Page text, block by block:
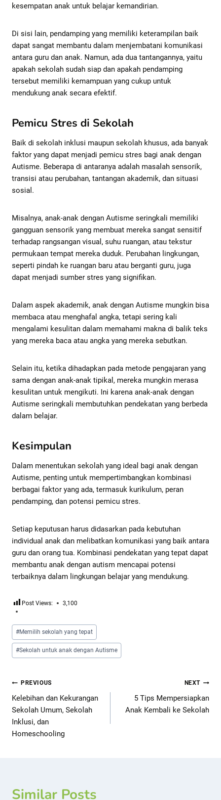
kesempatan anak untuk belajar kemandirian.
Di sisi lain, pendamping yang memiliki keterampilan baik
dapat sangat membantu dalam menjembatani komunikasi
antara guru dan anak. Namun, ada dua tantangannya, yaitu
apakah sekolah sudah siap dan apakah pendamping
tersebut memiliki kemampuan yang cukup untuk
mendukung anak secara efektif.
Pemicu Stres di Sekolah
Baik di sekolah inklusi maupun sekolah khusus, ada banyak
faktor yang dapat menjadi pemicu stres bagi anak dengan
Autisme. Beberapa di antaranya adalah masalah sensorik,
transisi atau perubahan, tantangan akademik, dan situasi
sosial.
Misalnya, anak-anak dengan Autisme seringkali memiliki
gangguan sensorik yang membuat mereka sangat sensitif
terhadap rangsangan visual, suhu ruangan, atau tekstur
permukaan tempat mereka duduk. Perubahan lingkungan,
seperti pindah ke ruangan baru atau berganti guru, juga
dapat menjadi sumber stres yang signifikan.
Dalam aspek akademik, anak dengan Autisme mungkin bisa
membaca atau menghafal angka, tetapi sering kali
mengalami kesulitan dalam memahami makna di balik teks
yang mereka baca atau angka yang mereka sebutkan.
Selain itu, ketika dihadapkan pada metode pengajaran yang
sama dengan anak-anak tipikal, mereka mungkin merasa
kesulitan untuk mengikuti. Ini karena anak-anak dengan
Autisme seringkali membutuhkan pendekatan yang berbeda
dalam belajar.
Kesimpulan
Dalam menentukan sekolah yang ideal bagi anak dengan
Autisme, penting untuk mempertimbangkan kombinasi
berbagai faktor yang ada, termasuk kurikulum, peran
pendamping, dan potensi pemicu stres.
Setiap keputusan harus didasarkan pada kebutuhan
individual anak dan melibatkan komunikasi yang baik antara
guru dan orang tua. Kombinasi pendekatan yang tepat dapat
membantu anak dengan autism mencapai potensi
terbaiknya dalam lingkungan belajar yang mendukung.
Post Views: 3,100
#Memilih sekolah yang tepat
#Sekolah untuk anak dengan Autisme
PREVIOUS
Kelebihan dan Kekurangan
Sekolah Umum, Sekolah
Inklusi, dan
Homeschooling
NEXT
5 Tips Mempersiapkan
Anak Kembali ke Sekolah
Similar Posts